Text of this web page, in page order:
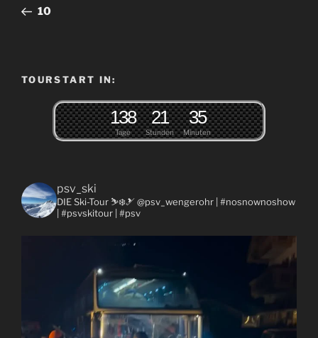
Beitrag
10
TOURSTART IN:
Tage
138
Stunden
21
Minuten
35
psv_ski
DIE Ski-Tour ⛷❄️🎿 @psv_wengerohr | #nosnownoshow
| #psvskitour | #psv